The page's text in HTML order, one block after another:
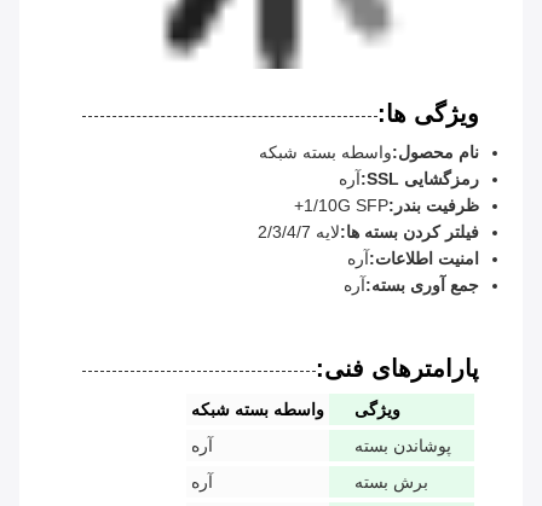
ویژگی ها:
نام محصول:واسطه بسته شبکه
رمزگشایی SSL:
آره
ظرفیت بندر:1/10G SFP+
فیلتر کردن بسته ها:لایه 2/3/4/7
امنیت اطلاعات:آره
جمع آوری بسته:آره
پارامترهای فنی:
ویژگی
واسطه بسته شبکه
پوشاندن بسته
آره
برش بسته
آره